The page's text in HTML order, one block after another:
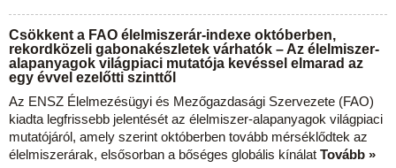
Csökkent a FAO élelmiszerár-indexe októberben,
rekordközeli gabonakészletek várhatók – Az élelmiszer-
alapanyagok világpiaci mutatója kevéssel elmarad az
egy évvel ezelőtti szinttől
Az ENSZ Élelmezésügyi és Mezőgazdasági Szervezete (FAO)
kiadta legfrissebb jelentését az élelmiszer-alapanyagok világpiaci
mutatójáról, amely szerint októberben tovább mérséklődtek az
élelmiszerárak, elsősorban a bőséges globális kínálat Tovább »